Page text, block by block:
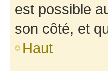
est possible
son côté, et
Haut